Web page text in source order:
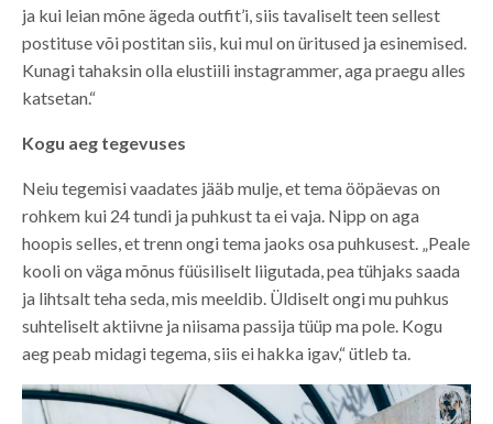
ja kui leian mõne ägeda outfit’i, siis tavaliselt teen sellest
postituse või postitan siis, kui mul on üritused ja esinemised.
Kunagi tahaksin olla elustiili instagrammer, aga praegu alles
katsetan.“
Kogu aeg tegevuses
Neiu tegemisi vaadates jääb mulje, et tema ööpäevas on
rohkem kui 24 tundi ja puhkust ta ei vaja. Nipp on aga
hoopis selles, et trenn ongi tema jaoks osa puhkusest. „Peale
kooli on väga mõnus füüsiliselt liigutada, pea tühjaks saada
ja lihtsalt teha seda, mis meeldib. Üldiselt ongi mu puhkus
suhteliselt aktiivne ja niisama passija tüüp ma pole. Kogu
aeg peab midagi tegema, siis ei hakka igav,“ ütleb ta.